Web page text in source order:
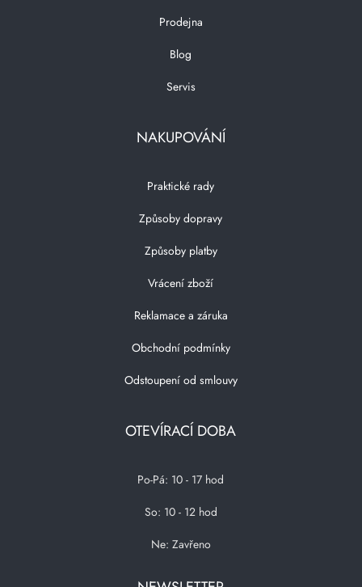
Prodejna
Blog
Servis
NAKUPOVÁNÍ
Praktické rady
Způsoby dopravy
Způsoby platby
Vrácení zboží
Reklamace a záruka
Obchodní podmínky
Odstoupení od smlouvy
OTEVÍRACÍ DOBA
Po-Pá: 10 - 17 hod
So: 10 - 12 hod
Ne: Zavřeno